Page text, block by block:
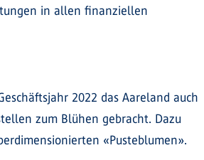
in allen finanziellen
2022 das Aareland auch
zum Blühen gebracht. Dazu
«Pusteblumen».